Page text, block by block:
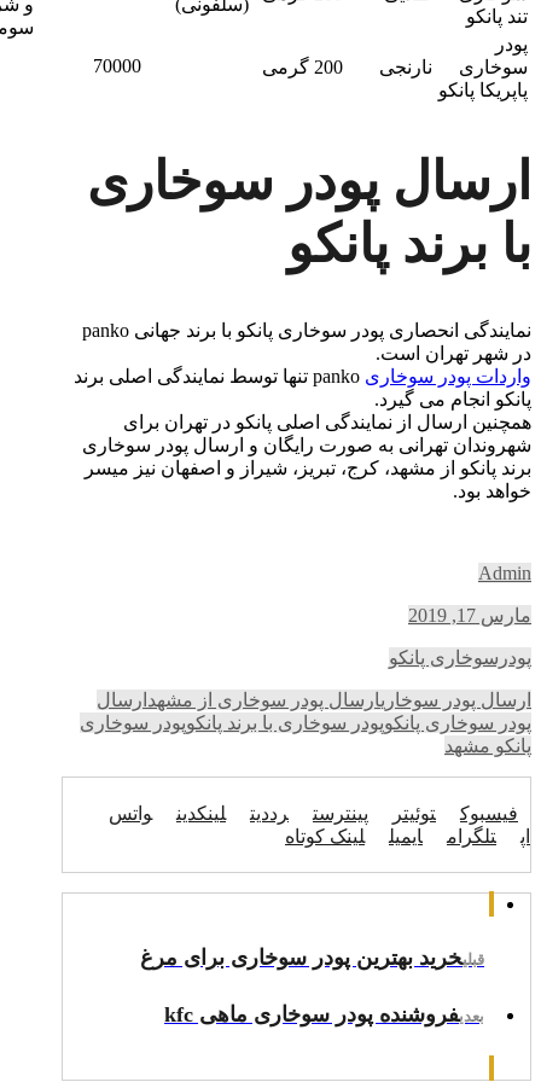
(سلفونی)
و
تند پانکو
پودر
سوخاری
پاپریکا پانکو
نارنجی 200 گرمی 70000
ارسال پودر سوخاری
با برند پانکو
نمایندگی انحصاری پودر سوخاری پانکو با برند جهانی panko
در شهر تهران است.
واردات پودر سوخاری
panko تنها توسط نمایندگی اصلی برند
پانکو انجام می گیرد.
همچنین ارسال از نمایندگی اصلی پانکو در تهران برای
شهروندان تهرانی به صورت رایگان و ارسال پودر سوخاری
برند پانکو از مشهد، کرج، تبریز، شیراز و اصفهان نیز میسر
خواهد بود.
Admin
مارس 17, 2019
پودرسوخاری پانکو
ارسال پودر سوخاریارسال پودر سوخاری از مشهد ارسال
پودر سوخاری پانکوپودر سوخاری با برند پانکوپودر سوخاری
پانکو مشهد
فیسبوک توئیتر پینترست رددیت لینکدین
واتس
اپ
تلگرام ایمیل لینک کوتاه
قبلیخرید بهترین پودر سوخاری برای مرغ
بعدیفروشنده پودر سوخاری ماهی kfc